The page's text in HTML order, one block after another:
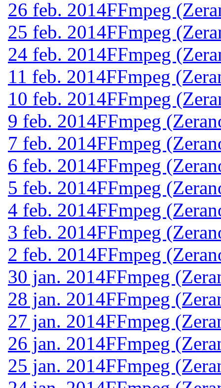
26 feb. 2014FFmpeg
25 feb. 2014FFmpeg
24 feb. 2014FFmpeg
11 feb. 2014FFmpeg
10 feb. 2014FFmpeg
9 feb. 2014FFmpeg
7 feb. 2014FFmpeg
6 feb. 2014FFmpeg
5 feb. 2014FFmpeg
4 feb. 2014FFmpeg
3 feb. 2014FFmpeg
2 feb. 2014FFmpeg
30 jan. 2014FFmpeg
28 jan. 2014FFmpeg
27 jan. 2014FFmpeg
26 jan. 2014FFmpeg
25 jan. 2014FFmpeg